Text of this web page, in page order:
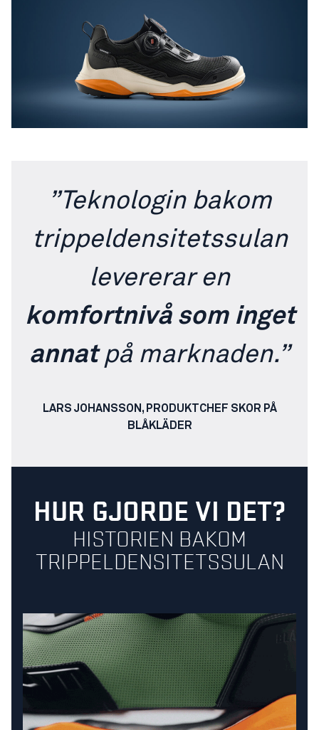
”Teknologin bakom
trippeldensitetssulan
levererar en
komfortnivå som inget
annatpå marknaden.”
LARS JOHANSSON, PRODUKTCHEF SKOR PÅ
BLÅKLÄDER
HUR GJORDE VI DET?
HISTORIEN BAKOM
TRIPPELDENSITETSSULAN